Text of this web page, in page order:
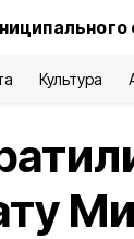
Культура